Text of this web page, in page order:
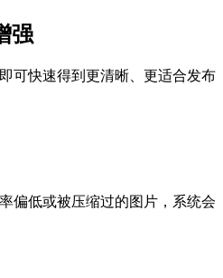
强
可快速得到更清晰、更适合发布
偏低或被压缩过的图片，系统会